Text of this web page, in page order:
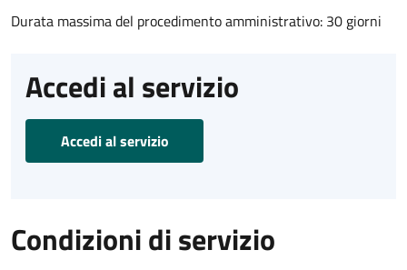
Durata massima del procedimento amministrativo: 30 giorni
Accedi al servizio
Accedi al servizio
Condizioni di servizio